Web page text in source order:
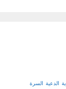
الدعية السرة